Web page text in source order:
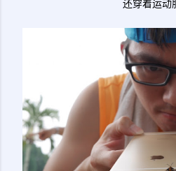
还穿着运动